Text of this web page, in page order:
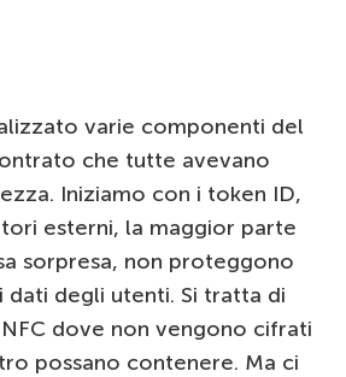
varie componenti del
che tutte avevano
Iniziamo con i token ID,
esterni, la maggior parte
sorpresa, non proteggono
dati degli utenti. Si tratta di
dove non vengono cifrati
possano contenere. Ma ci